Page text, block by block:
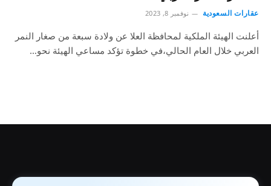
عقارات السعودية نوفمبر 8, 2023
أعلنت الهيئة الملكية لمحافظة العلا عن ولادة سبعة من صغار النمر
العربي خلال العام الحالي،في خطوة تؤكد مساعي الهيئة نحو…